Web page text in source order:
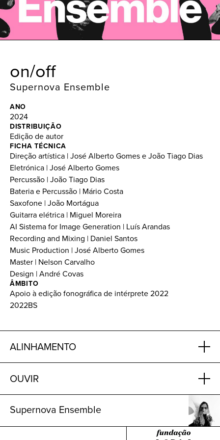
on/off
Supernova Ensemble
ANO
2024
DISTRIBUIÇÃO
Edição de autor
FICHA TÉCNICA
Direção artística | José Alberto Gomes e João Tiago Dias
Eletrónica | José Alberto Gomes
Percussão | João Tiago Dias
Bateria e Percussão | Mário Costa
Saxofone | João Mortágua
Guitarra elétrica | Miguel Moreira
AI Sistema for Image Generation | Luís Arandas
Recording and Mixing | Daniel Santos
Music Production | José Alberto Gomes
Master | Nelson Carvalho
Design | André Covas
ÂMBITO
Apoio à edição fonográfica de intérprete 2022
2022BS
ALINHAMENTO
OUVIR
Supernova Ensemble